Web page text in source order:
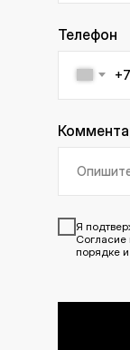
Телефон
+7
Я
Согласие
порядке